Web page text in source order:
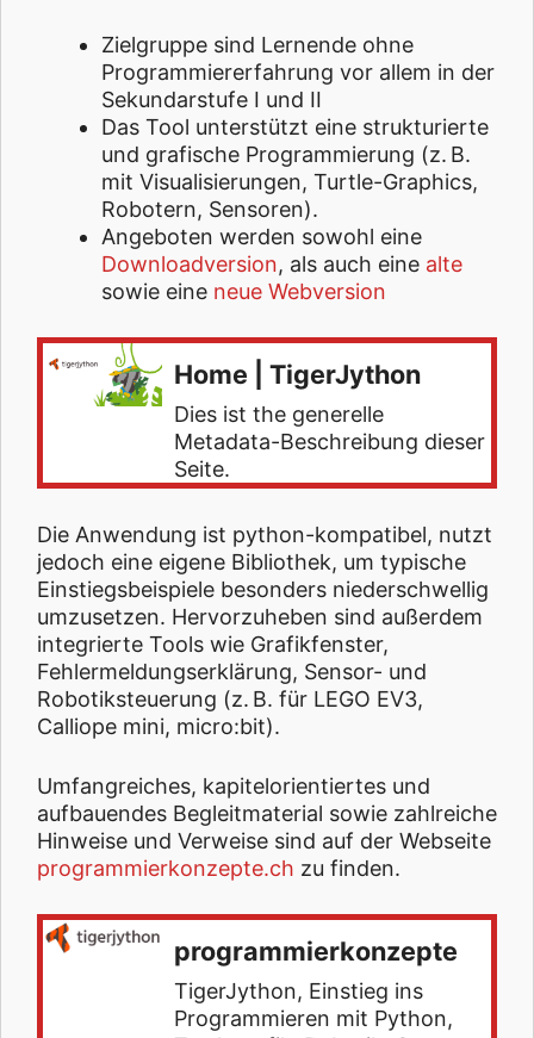
Zielgruppe sind Lernende ohne
Programmiererfahrung vor allem in der
Sekundarstufe I und II
Das Tool unterstützt eine strukturierte
und grafische Programmierung (z. B.
mit Visualisierungen, Turtle-Graphics,
Robotern, Sensoren).
Angeboten werden sowohl eine
Downloadversion, als auch eine alte
sowie eine neue Webversion
Home | TigerJython
Dies ist the generelle
Metadata-Beschreibung dieser
Seite.
Die Anwendung ist python-kompatibel, nutzt
jedoch eine eigene Bibliothek, um typische
Einstiegsbeispiele besonders niederschwellig
umzusetzen. Hervorzuheben sind außerdem
integrierte Tools wie Grafikfenster,
Fehlermeldungserklärung, Sensor- und
Robotiksteuerung (z. B. für LEGO EV3,
Calliope mini, micro:bit).
Umfangreiches, kapitelorientiertes und
aufbauendes Begleitmaterial sowie zahlreiche
Hinweise und Verweise sind auf der Webseite
programmierkonzepte.ch zu finden.
programmierkonzepte
TigerJython, Einstieg ins
Programmieren mit Python,